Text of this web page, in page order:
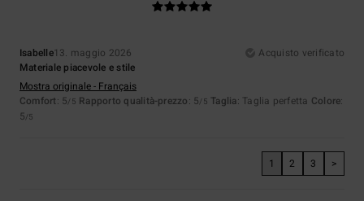
Isabelle13. maggio 2026
Acquisto verificato
Materiale piacevole e stile
Mostra originale - Français
Comfort: 5/5 Rapporto qualità-prezzo: 5/5 Taglia: Taglia perfetta Colore:
5/5
1 2 3 >